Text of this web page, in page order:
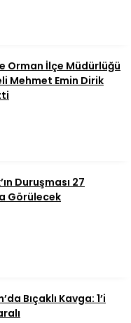
Orman İlçe Müdürlüğü
Mehmet Emin Dirik
Duruşması 27
Görülecek
Bıçaklı Kavga: 1’i